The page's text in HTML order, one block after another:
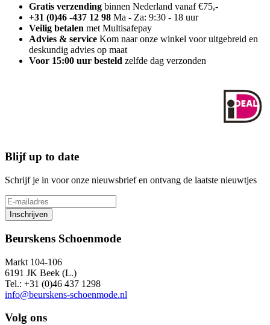
Gratis verzending binnen Nederland vanaf €75,-
+31 (0)46 -437 12 98 Ma - Za: 9:30 - 18 uur
Veilig betalen met Multisafepay
Advies & service Kom naar onze winkel voor uitgebreid en
deskundig advies op maat
Voor 15:00 uur besteld zelfde dag verzonden
Blijf up to date
Schrijf je in voor onze nieuwsbrief en ontvang de laatste nieuwtjes
Inschrijven
Beurskens Schoenmode
Markt 104-106
6191 JK Beek (L.)
Tel.: +31 (0)46 437 1298
info@beurskens-schoenmode.nl
Volg ons